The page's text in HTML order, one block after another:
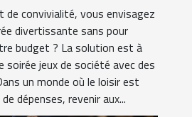
de convivialité, vous envisagez
divertissante sans pour
budget ? La solution est à
soirée jeux de société avec des
un monde où le loisir est
dépenses, revenir aux...